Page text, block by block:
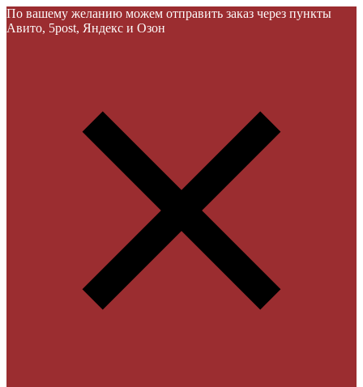
По вашему желанию можем отправить заказ через пункты
Авито, 5post, Яндекс и Озон